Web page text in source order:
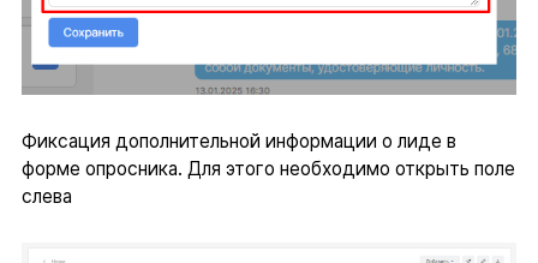
Фиксация дополнительной информации о лиде в
форме опросника. Для этого необходимо открыть поле
слева